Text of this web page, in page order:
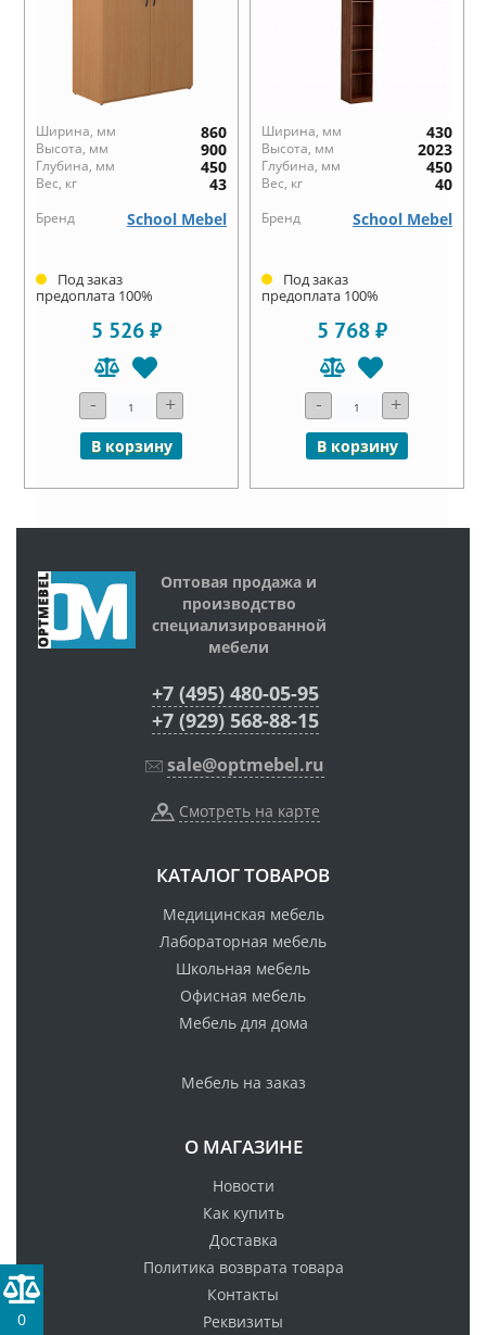
Ширина, мм 860
Высота, мм 900
Глубина, мм 450
Вес, кг 43
Бренд School Mebel
Под заказ
предоплата 100%
5 526 ₽
- +
В корзину
Ширина, мм 430
Высота, мм 2023
Глубина, мм 450
Вес, кг 40
Бренд School Mebel
Под заказ
предоплата 100%
5 768 ₽
- +
В корзину
Оптовая продажа и
производство
специализированной
мебели
+7 (495) 480-05-95
+7 (929) 568-88-15
sale@optmebel.ru
Смотреть на карте
КАТАЛОГ ТОВАРОВ
Медицинская мебель
Лабораторная мебель
Школьная мебель
Офисная мебель
Мебель для дома
Мебель на заказ
О МАГАЗИНЕ
Новости
Как купить
Доставка
Политика возврата товара
Контакты
Реквизиты
0